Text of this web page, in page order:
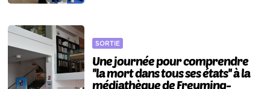
SORTIE
Une journée pour comprendre
''la mort dans tous ses états'' à la
médiathèque de Freyming-